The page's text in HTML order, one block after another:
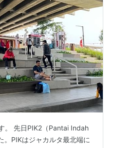
。 先日PIK2（Pantai Indah
。PIKはジャカルタ最北端に